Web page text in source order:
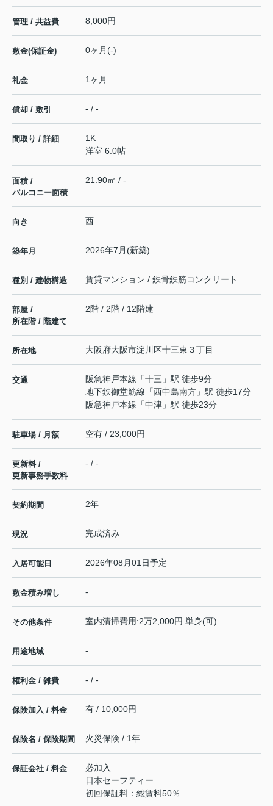
管理 / 共益費 8,000円
敷金(保証金) 0ヶ月(-)
礼金 1ヶ月
償却 / 敷引 - / -
間取り / 詳細
1K
洋室 6.0帖
面積 /
バルコニー面積
21.90㎡ / -
向き 西
築年月 2026年7月(新築)
種別 / 建物構造 賃貸マンション / 鉄骨鉄筋コンクリート
部屋 /
所在階 / 階建て
2階 / 2階 / 12階建
所在地 大阪府大阪市淀川区十三東 ３丁目
交通 阪急神戸本線 「十三 」駅 徒歩9分
地下鉄御堂筋線 「西中島南方 」駅 徒歩17分
阪急神戸本線 「中津 」駅 徒歩23分
駐車場 / 月額 空有 / 23,000円
更新料 /
更新事務手数料
- / -
契約期間 2年
現況 完成済み
入居可能日 2026年08月01日予定
敷金積み増し -
その他条件 室内清掃費用:2万2,000円 単身(可)
用途地域 -
権利金 / 雑費 - / -
保険加入 / 料金 有 / 10,000円
保険名 / 保険期間 火災保険 / 1年
保証会社 / 料金
必加入
日本セーフティー
初回保証料：総賃料50％